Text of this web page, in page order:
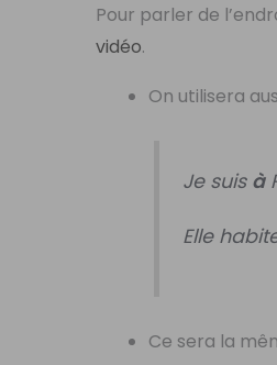
Pour parler de
vidéo.
On utilisera
Je suis à
Elle
Ce sera la